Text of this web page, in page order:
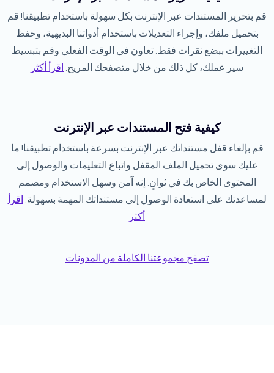
قم بتحرير المستندات عبر الإنترنت بكل سهولة باستخدام تطبيقنا! قم
بتحميل ملفك، وإجراء التعديلات باستخدام أدواتنا البديهية، وحفظ
التغييرات ببضع نقرات فقط. تعاون في الوقت الفعلي وقم بتبسيط
سير عملك، كل ذلك من خلال متصفحك المريح. اقرأ أكثر
كيفية فتح المستندات عبر الإنترنت
قم بإلغاء قفل مستنداتك عبر الإنترنت بسرعة باستخدام تطبيقنا! ما
عليك سوى تحميل الملف المقفل واتباع التعليمات والوصول إلى
المحتوى الخاص بك في ثوانٍ. إنه آمن وسهل الاستخدام ومصمم
لمساعدتك على استعادة الوصول إلى مستنداتك المهمة بسهولة. اقرأ
أكثر
تصفح مجموعتنا الكاملة من المدونات